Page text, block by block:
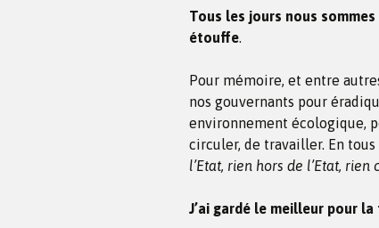
Tous les jours nous
étouffe.
Pour mémoire, et entre
nos gouvernants pour
environnement écologique,
circuler, de travailler. En tous
l’Etat, rien hors de l’Etat, rien
J’ai gardé le meilleur pour la